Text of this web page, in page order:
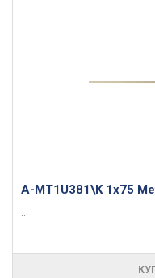
A-MT1U381\K 1x75
..